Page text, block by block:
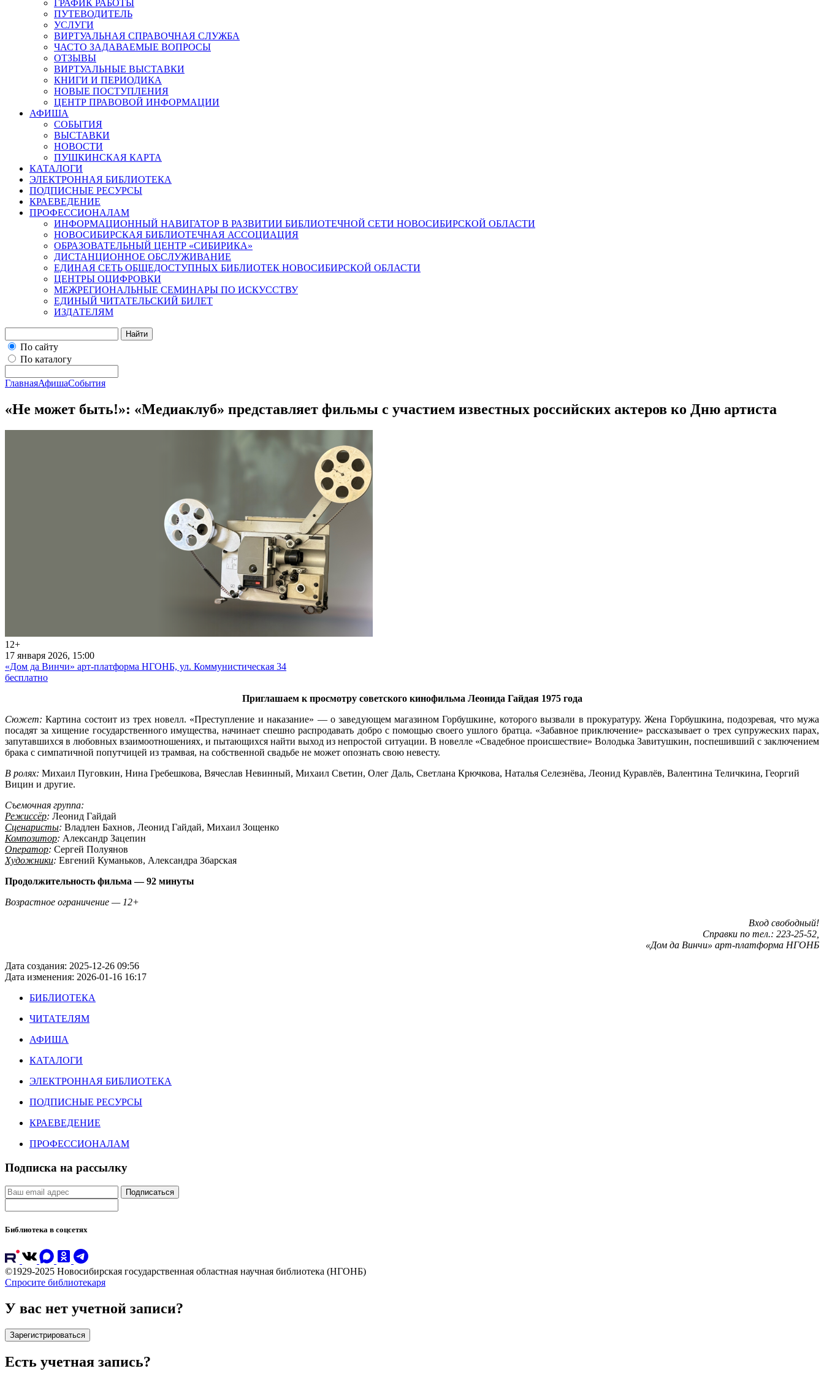
ГРАФИК РАБОТЫ
ПУТЕВОДИТЕЛЬ
УСЛУГИ
ВИРТУАЛЬНАЯ СПРАВОЧНАЯ СЛУЖБА
ЧАСТО ЗАДАВАЕМЫЕ ВОПРОСЫ
ОТЗЫВЫ
ВИРТУАЛЬНЫЕ ВЫСТАВКИ
КНИГИ И ПЕРИОДИКА
НОВЫЕ ПОСТУПЛЕНИЯ
ЦЕНТР ПРАВОВОЙ ИНФОРМАЦИИ
АФИША
СОБЫТИЯ
ВЫСТАВКИ
НОВОСТИ
ПУШКИНСКАЯ КАРТА
КАТАЛОГИ
ЭЛЕКТРОННАЯ БИБЛИОТЕКА
ПОДПИСНЫЕ РЕСУРСЫ
КРАЕВЕДЕНИЕ
ПРОФЕССИОНАЛАМ
ИНФОРМАЦИОННЫЙ НАВИГАТОР В РАЗВИТИИ БИБЛИОТЕЧНОЙ СЕТИ НОВОСИБИРСКОЙ ОБЛАСТИ
НОВОСИБИРСКАЯ БИБЛИОТЕЧНАЯ АССОЦИАЦИЯ
ОБРАЗОВАТЕЛЬНЫЙ ЦЕНТР «СИБИРИКА»
ДИСТАНЦИОННОЕ ОБСЛУЖИВАНИЕ
ЕДИНАЯ СЕТЬ ОБЩЕДОСТУПНЫХ БИБЛИОТЕК НОВОСИБИРСКОЙ ОБЛАСТИ
ЦЕНТРЫ ОЦИФРОВКИ
МЕЖРЕГИОНАЛЬНЫЕ СЕМИНАРЫ ПО ИСКУССТВУ
ЕДИНЫЙ ЧИТАТЕЛЬСКИЙ БИЛЕТ
ИЗДАТЕЛЯМ
Найти
По сайту
По каталогу
ГлавнаяАфишаСобытия
«Не может быть!»: «Медиаклуб» представляет фильмы с участием известных российских актеров ко Дню артиста
12+
17 января 2026, 15:00
«Дом да Винчи» арт-платформа НГОНБ, ул. Коммунистическая 34
бесплатно
Приглашаем к просмотру советского кинофильма Леонида Гайдая 1975 года
Сюжет: Картина состоит из трех новелл. «Преступление и наказание» — о заведующем магазином Горбушкине, которого вызвали в прокуратуру. Жена Горбушкина, подозревая, что мужа
посадят за хищение государственного имущества, начинает спешно распродавать добро с помощью своего ушлого братца. «Забавное приключение» рассказывает о трех супружеских парах,
запутавшихся в любовных взаимоотношениях, и пытающихся найти выход из непростой ситуации. В новелле «Свадебное происшествие» Володька Завитушкин, поспешивший с заключением
брака с симпатичной попутчицей из трамвая, на собственной свадьбе не может опознать свою невесту.
В ролях: Михаил Пуговкин, Нина Гребешкова, Вячеслав Невинный, Михаил Светин, Олег Даль, Светлана Крючкова, Наталья Селезнёва, Леонид Куравлёв, Валентина Теличкина, Георгий
Вицин и другие.
Съемочная группа:
Режиссёр: Леонид Гайдай
Сценаристы: Владлен Бахнов, Леонид Гайдай, Михаил Зощенко
Композитор: Александр Зацепин
Оператор: Сергей Полуянов
Художники: Евгений Куманьков, Александра Збарская
Продолжительность фильма — 92 минуты
Возрастное ограничение — 12+
Вход свободный!
Справки по тел.: 223-25-52,
«Дом да Винчи» арт-платформа НГОНБ
Дата создания: 2025-12-26 09:56
Дата изменения: 2026-01-16 16:17
БИБЛИОТЕКА
ЧИТАТЕЛЯМ
АФИША
КАТАЛОГИ
ЭЛЕКТРОННАЯ БИБЛИОТЕКА
ПОДПИСНЫЕ РЕСУРСЫ
КРАЕВЕДЕНИЕ
ПРОФЕССИОНАЛАМ
Подписка на рассылку
Подписаться
Библиотека в соцсетях
©1929-2025 Новосибирская государственная областная научная библиотека (НГОНБ)
Спросите библиотекаря
У вас нет учетной записи?
Зарегистрироваться
Есть учетная запись?